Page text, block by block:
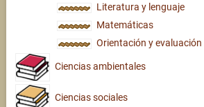
Literatura y lenguaje
Matemáticas
Orientación y evaluación
Ciencias ambientales
Ciencias sociales